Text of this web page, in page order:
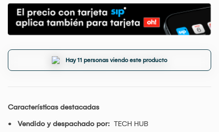
Hay 11 personas viendo este producto
Características destacadas
Vendido y despachado por: TECH HUB